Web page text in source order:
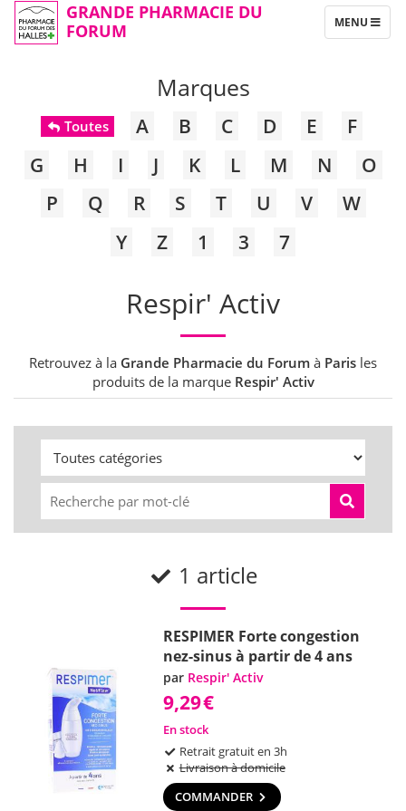
GRANDE PHARMACIE DU
FORUM
TOGGLE
NAVIGATION
MENU
Marques
Toutes A B C D E
F
G
H I J K L M N
O
P
Q R S T U V
W
Y
Z 1 3 7
Respir' Activ
Retrouvez à la Grande Pharmacie du Forum à Paris les
produits de la marque Respir' Activ
1 article
RESPIMER Forte congestion
nez-sinus à partir de 4 ans
par Respir' Activ
9,29€
En stock
Retrait gratuit en 3h
Livraison à domicile
COMMANDER